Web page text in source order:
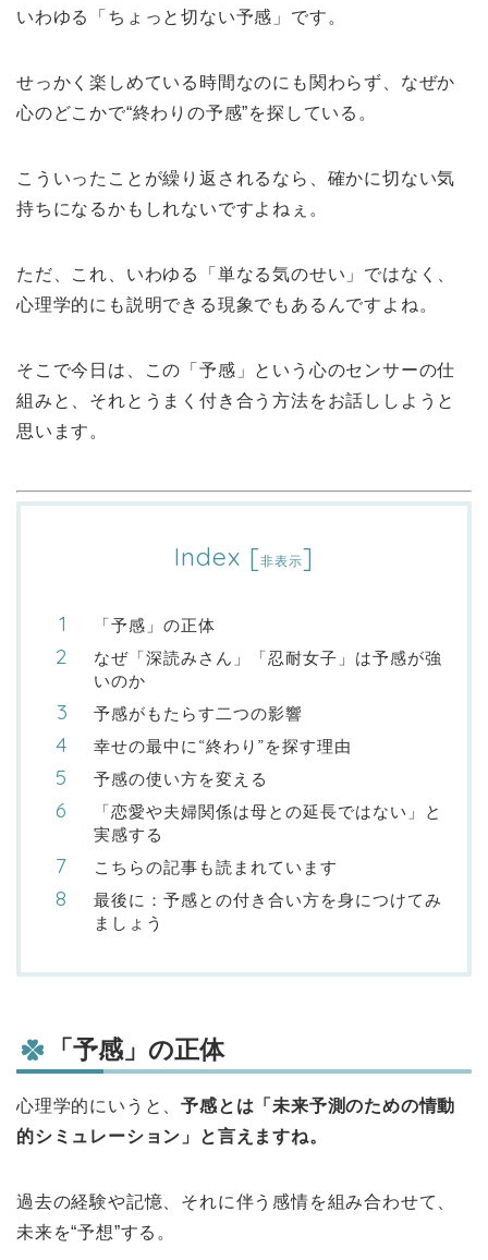
いわゆる「ちょっと切ない予感」です。
せっかく楽しめている時間なのにも関わらず、なぜか
心のどこかで“終わりの予感”を探している。
こういったことが繰り返されるなら、確かに切ない気
持ちになるかもしれないですよねぇ。
ただ、これ、いわゆる「単なる気のせい」ではなく、
心理学的にも説明できる現象でもあるんですよね。
そこで今日は、この「予感」という心のセンサーの仕
組みと、それとうまく付き合う方法をお話ししようと
思います。
Index [非表示]
「予感」の正体
なぜ「深読みさん」「忍耐女子」は予感が強
いのか
予感がもたらす二つの影響
幸せの最中に“終わり”を探す理由
予感の使い方を変える
「恋愛や夫婦関係は母との延長ではない」と
実感する
こちらの記事も読まれています
最後に：予感との付き合い方を身につけてみ
ましょう
「予感」の正体
心理学的にいうと、予感とは「未来予測のための情動
的シミュレーション」と言えますね。
過去の経験や記憶、それに伴う感情を組み合わせて、
未来を“予想”する。